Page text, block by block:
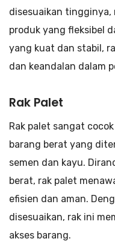
disesuaikan tingginya,
produk yang fleksibel
yang kuat dan stabil,
dan keandalan dalam
Rak Palet
Rak palet sangat
barang berat yang
semen dan kayu.
berat, rak palet
efisien dan aman.
disesuaikan, rak ini
akses barang.